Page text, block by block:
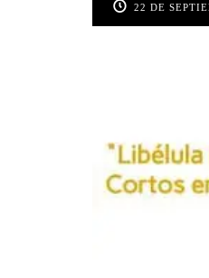
22 DE